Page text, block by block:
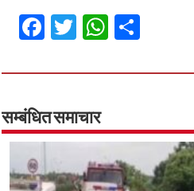
Fa
ce
b
o
o
k
T
wi
tt
er
W
h
at
p
p
ar
सम्बंधित समाचार